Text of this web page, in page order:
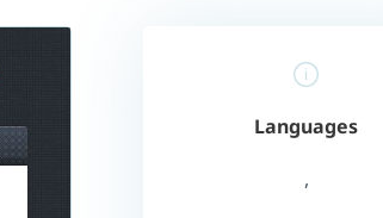
Languages
,